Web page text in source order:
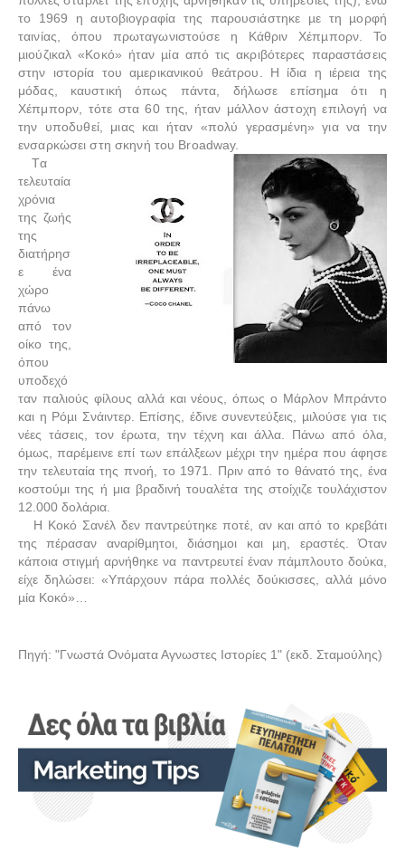
το 1969 η αυτοβιογραφία της παρουσιάστηκε µε τη µορφή
ταινίας, όπου πρωταγωνιστούσε η Kάθριν Χέπµπορν. Το
µιούζικαλ «Κοκό» ήταν µία από τις ακριβότερες παραστάσεις
στην ιστορία του αµερικανικού θεάτρου. Η ίδια η ιέρεια της
μόδας, καυστική όπως πάντα, δήλωσε επίσημα ότι η
Χέπμπορν, τότε στα 60 της, ήταν μάλλον άστοχη επιλογή να
την υποδυθεί, μιας και ήταν «πολύ γερασμένη» για να την
ενσαρκώσει στη σκηνή του Broadway.
Tα
τελευταία
χρόνια
της ζωής
της
διατήρησ
ε ένα
χώρο
πάνω
από τον
οίκο της,
όπου
υποδεχό
ταν παλιούς φίλους αλλά και νέους, όπως ο Μάρλον Μπράντο
και η Ρόµι Σνάιντερ. Επίσης, έδινε συνεντεύξεις, µιλούσε για τις
νέες τάσεις, τον έρωτα, την τέχνη και άλλα. Πάνω από όλα,
όµως, παρέμεινε επί των επάλξεων µέχρι την ηµέρα που άφησε
την τελευταία της πνοή, το 1971. Πριν από το θάνατό της, ένα
κοστούμι της ή μια βραδινή τουαλέτα της στοίχιζε τουλάχιστον
12.000 δολάρια.
Η Κοκό Σανέλ δεν παντρεύτηκε ποτέ, αν και από το κρεβάτι
της πέρασαν αναρίθµητοι, διάσηµοι και µη, εραστές. Όταν
κάποια στιγµή αρνήθηκε να παντρευτεί έναν πάµπλουτο δούκα,
είχε δηλώσει: «Υπάρχουν πάρα πολλές δούκισσες, αλλά µόνο
µία Κοκό»…
Πηγή: "Γνωστά Ονόματα Αγνωστες Ιστορίες 1" (εκδ. Σταμούλης)